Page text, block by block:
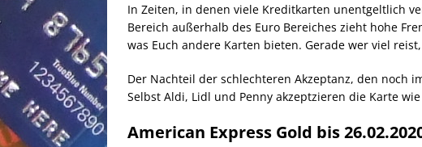
In Zeiten, in denen viele Kreditkarten unentgeltlich
Bereich außerhalb des Euro Bereiches zieht hohe
was Euch andere Karten bieten. Gerade wer viel
Der Nachteil der schlechteren Akzeptanz, den noch
Selbst Aldi, Lidl und Penny akzeptzieren die Karte
American Express Gold bis